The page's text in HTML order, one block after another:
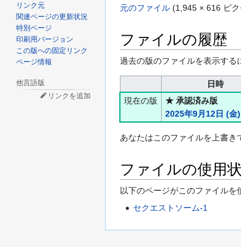
元のファイル (1,945 × 616 ピ
ファイルの履歴
過去の版のファイルを表示する
日時
現在の版
★ 承認済み版
2025年9月12日 (金
あなたはこのファイルを上書き
ファイルの使用
以下のページがこのファイルを
セクエストソーム-1
リンク元
関連ページの更新状況
特別ページ
印刷用バージョン
この版への固定リンク
ページ情報
他言語版
リンクを追加